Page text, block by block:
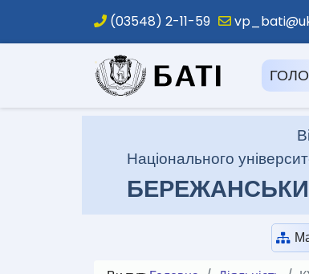
(03548) 2-11-59
.
Національного